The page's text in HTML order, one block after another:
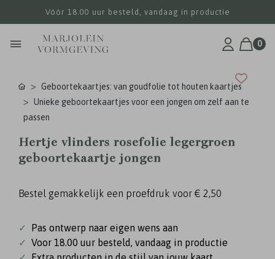
Vóór 18.00 uur besteld, vandaag in productie
0
Geboortekaartjes: van goudfolie tot houten kaartjes
Unieke geboortekaartjes voor een jongen om zelf aan te
passen
Hertje vlinders rosefolie legergroen
geboortekaartje jongen
Bestel gemakkelijk een proefdruk voor € 2,50
✓
Pas ontwerp naar eigen wens aan
✓ Voor 18.00 uur besteld, vandaag in productie